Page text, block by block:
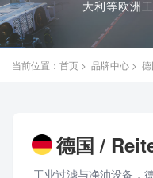
大利等欧洲
当前位置： 首页 > 品牌中心 >
德国 /
工业过滤与净油设备，